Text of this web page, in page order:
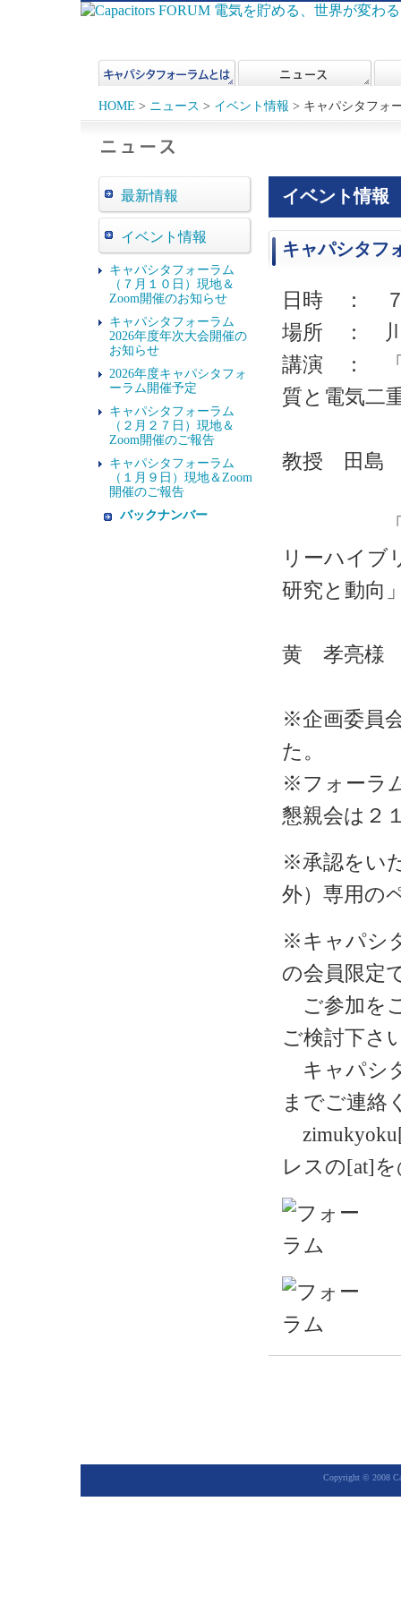
HOME > ニュース > イベント情報 > キャパシタフォ
イベント情報
キャパシタフ
日時 ： ７
場所 ：
講演 ： 「
質と電気二
教授 田島
「EV用
リーハイブ
研究と動向
黄 孝亮様
※企画委員
た。
※フォーラ
懇親会は２
※承認をい
外）専用の
※キャパシ
の会員限定
ご参加を
ご検討下さ
キャパシ
までご連絡
レスの[at]
最新情報
イベント情報
キャパシタフォーラム
（７月１０日）現地＆
Zoom開催のお知らせ
キャパシタフォーラム
2026年度年次大会開催の
お知らせ
2026年度キャパシタフォ
ーラム開催予定
キャパシタフォーラム
（２月２７日）現地＆
Zoom開催のご報告
キャパシタフォーラム
（１月９日）現地＆Zoom
開催のご報告
バックナンバー
Copyright © 2008